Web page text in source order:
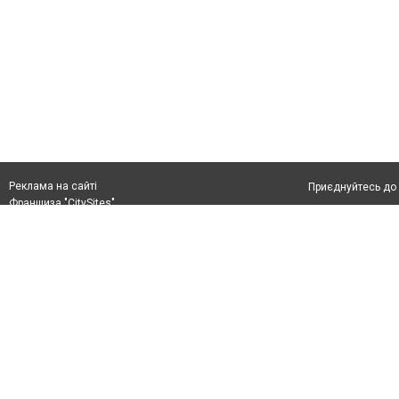
Реклама на сайті
Франшиза "CitySites"
Приєднуйтесь до